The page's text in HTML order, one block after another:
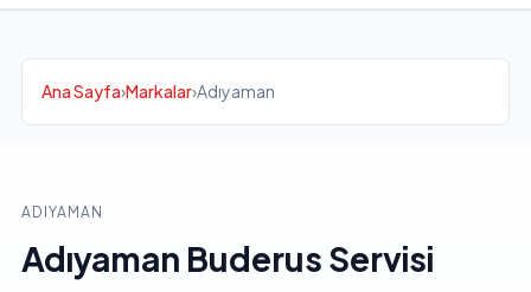
Ana Sayfa›Markalar›Adıyaman
ADIYAMAN
Adıyaman Buderus Servisi